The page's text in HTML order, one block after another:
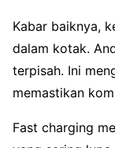
Kabar baiknya,
dalam kotak.
terpisah. Ini
memastikan
Fast charging